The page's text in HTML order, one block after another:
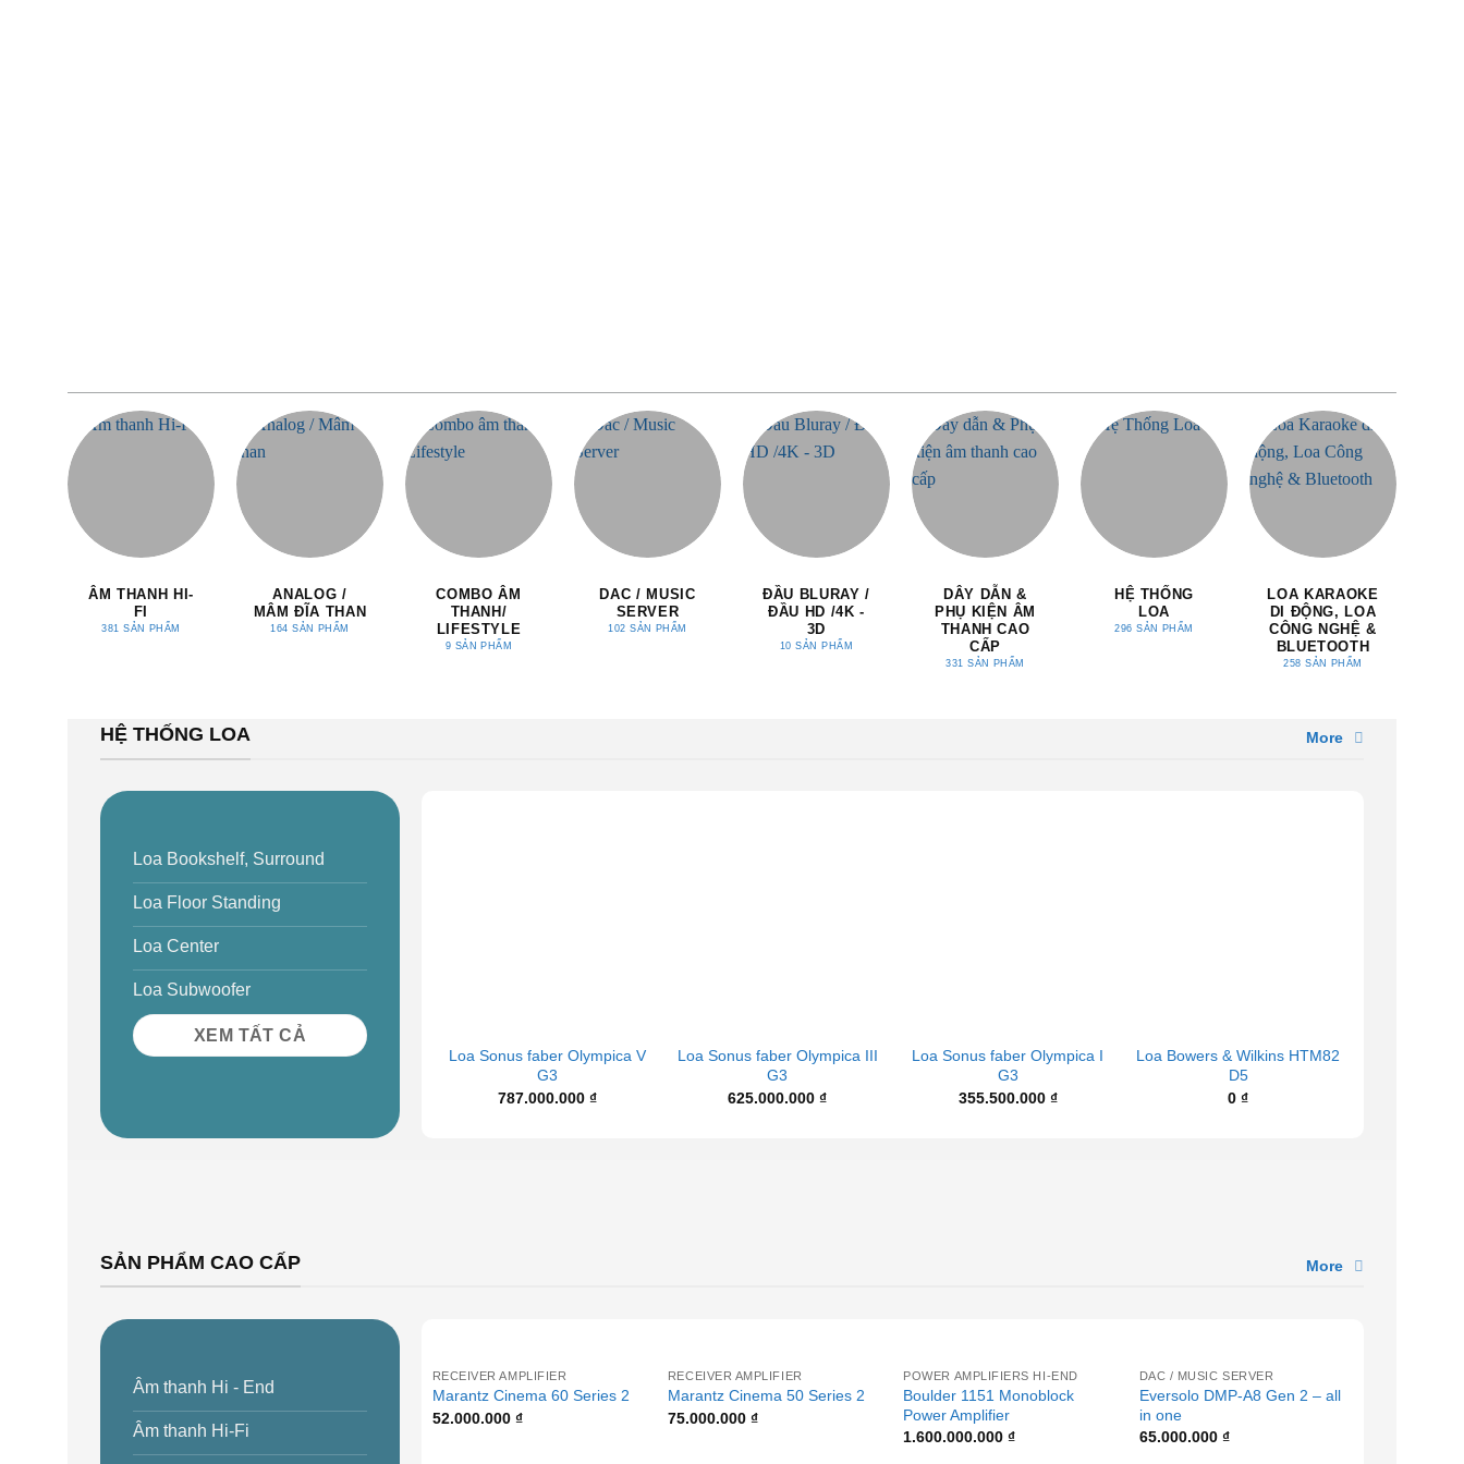
ÂM THANH HI-
FI
381 SẢN PHẨM
ANALOG /
MÂM ĐĨA THAN
164 SẢN PHẨM
COMBO ÂM
THANH/
LIFESTYLE
9 SẢN PHẨM
DAC / MUSIC
SERVER
102 SẢN PHẨM
ĐẦU BLURAY /
ĐẦU HD /4K -
3D
10 SẢN PHẨM
DÂY DẪN &
PHỤ KIỆN ÂM
THANH CAO
CẤP
331 SẢN PHẨM
HỆ THỐNG
LOA
296 SẢN PHẨM
LOA KARAOKE
DI ĐỘNG, LOA
CÔNG NGHỆ &
BLUETOOTH
258 SẢN PHẨM
HỆ THỐNG LOA More
Loa Bookshelf, Surround
Loa Floor Standing
Loa Center
Loa Subwoofer
XEM TẤT CẢ
Loa Sonus faber Olympica V
G3
787.000.000 ₫
Loa Sonus faber Olympica III
G3
625.000.000₫
Loa Sonus faber Olympica I
G3
355.500.000 ₫
Loa Bowers & Wilkins HTM82
D5
0 ₫
SẢN PHẨM CAO CẤP More
Âm thanh Hi - End
Âm thanh Hi-Fi
RECEIVER AMPLIFIER
Marantz Cinema 60 Series 2
52.000.000 ₫
RECEIVER AMPLIFIER
Marantz Cinema 50 Series 2
75.000.000 ₫
POWER AMPLIFIERS HI-END
Boulder 1151 Monoblock
Power Amplifier
1.600.000.000₫
DAC / MUSIC SERVER
Eversolo DMP-A8 Gen 2 – all
in one
65.000.000 ₫